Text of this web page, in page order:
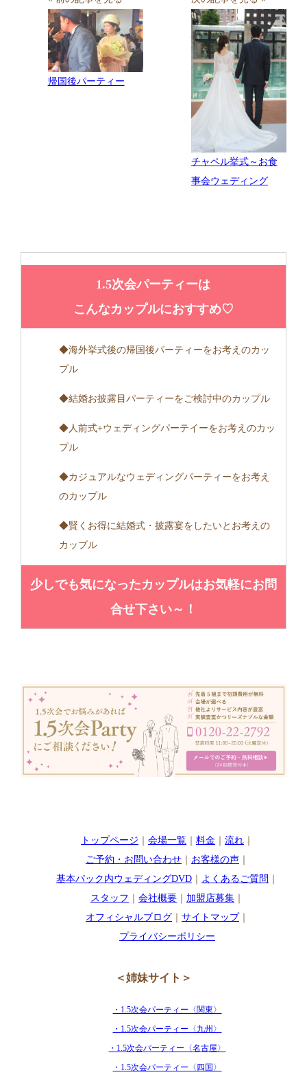
帰国後パーティー
チャペル挙式～お食
事会ウェディング
1.5次会パーティーは
こんなカップルにおすすめ♡
◆海外挙式後の帰国後パーティーをお考えのカッ
プル
◆結婚お披露目パーティーをご検討中のカップル
◆人前式+ウェディングパーテイーをお考えのカッ
プル
◆カジュアルなウェディングパーティーをお考え
のカップル
◆賢くお得に結婚式・披露宴をしたいとお考えの
カップル
少しでも気になったカップルはお気軽にお問
合せ下さい～！
トップページ 会場一覧｜ 料金 流れ｜
ご予約・お問い合わせ｜ お客様の声｜
基本パック内ウェディングDVD｜ よくあるご質問
スタッフ
会社概要｜ 加盟店募集｜
オフィシャルブログ｜ サイトマップ｜
プライバシーポリシー
＜姉妹サイト＞
・1.5次会パーティー〈関東〉
・1.5次会パーティー〈九州〉
・1.5次会パーティー〈名古屋〉
・1.5次会パーティー〈四国〉